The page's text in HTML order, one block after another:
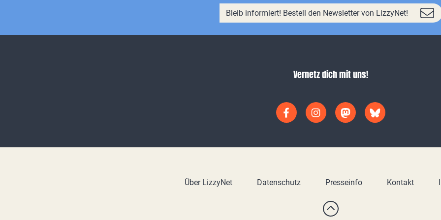
Bleib informiert! Bestell den Newsletter von LizzyNet!
Vernetz dich mit uns!
Über LizzyNet Datenschutz Presseinfo Kontakt